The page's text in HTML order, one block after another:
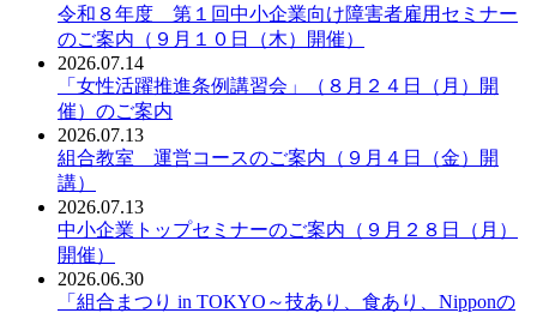
令和８年度 第１回中小企業向け障害者雇用セミナー
のご案内（９月１０日（木）開催）
2026.07.14
「女性活躍推進条例講習会」（８月２４日（月）開
催）のご案内
2026.07.13
組合教室 運営コースのご案内（９月４日（金）開
講）
2026.07.13
中小企業トップセミナーのご案内（９月２８日（月）
開催）
2026.06.30
「組合まつり in TOKYO～技あり、食あり、Nipponの